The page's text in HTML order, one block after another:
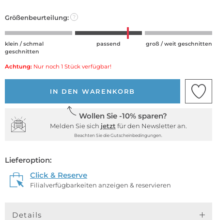
Größenbeurteilung: ?
klein / schmal
geschnitten
passend groß / weit geschnitten
Achtung: Nur noch 1 Stück verfügbar!
IN DEN WARENKORB
Wollen Sie -10% sparen?
Melden Sie sich jetzt für den Newsletter an.
Beachten Sie die Gutscheinbedingungen.
Lieferoption:
Click & Reserve
Filialverfügbarkeiten anzeigen & reservieren
Details